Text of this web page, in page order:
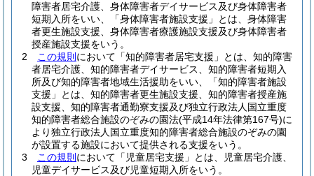
障害者居宅介護、身体障害者デイサービス及び身体障害者
短期入所をいい、「身体障害者施設支援」とは、身体障害
者更生施設支援、身体障害者療護施設支援及び身体障害者
授産施設支援をいう。
2
この規則 において「知的障害者居宅支援」とは、知的障害
者居宅介護、知的障害者デイサービス、知的障害者短期入
所及び知的障害者地域生活援助をいい、「知的障害者施設
支援」とは、知的障害者更生施設支援、知的障害者授産施
設支援、知的障害者通勤寮支援及び独立行政法人国立重度
知的障害者総合施設のぞみの園法(平成14年法律第167号)に
より独立行政法人国立重度知的障害者総合施設のぞみの園
が設置する施設において提供される支援をいう。
3
この規則 において「児童居宅支援」とは、児童居宅介護、
児童デイサービス及び児童短期入所をいう。